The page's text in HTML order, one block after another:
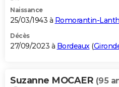
Naissance
25/03/1943 à Romorantin-
Décès
27/09/2023 à Bordeaux (
Suzanne MOCAER (95